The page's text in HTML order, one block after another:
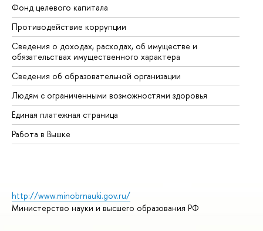
Фонд целевого капитала
Противодействие коррупции
Сведения о доходах, расходах, об имуществе и
обязательствах имущественного характера
Сведения об образовательной организации
Людям с ограниченными возможностями здоровья
Единая платежная страница
Работа в Вышке
http://www.minobrnauki.gov.ru/
Министерство науки и высшего образования РФ